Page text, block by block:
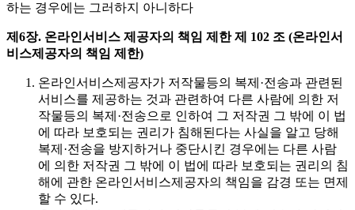
하는 경우에는 그러하지 아니하다
제6장. 온라인서비스 제공자의 책임 제한 제 102 조 (온라인서
비스제공자의 책임 제한)
온라인서비스제공자가 저작물등의 복제·전송과 관련된
서비스를 제공하는 것과 관련하여 다른 사람에 의한 저
작물등의 복제·전송으로 인하여 그 저작권 그 밖에 이 법
에 따라 보호되는 권리가 침해된다는 사실을 알고 당해
복제·전송을 방지하거나 중단시킨 경우에는 다른 사람
에 의한 저작권 그 밖에 이 법에 따라 보호되는 권리의 침
해에 관한 온라인서비스제공자의 책임을 감경 또는 면제
할 수 있다.